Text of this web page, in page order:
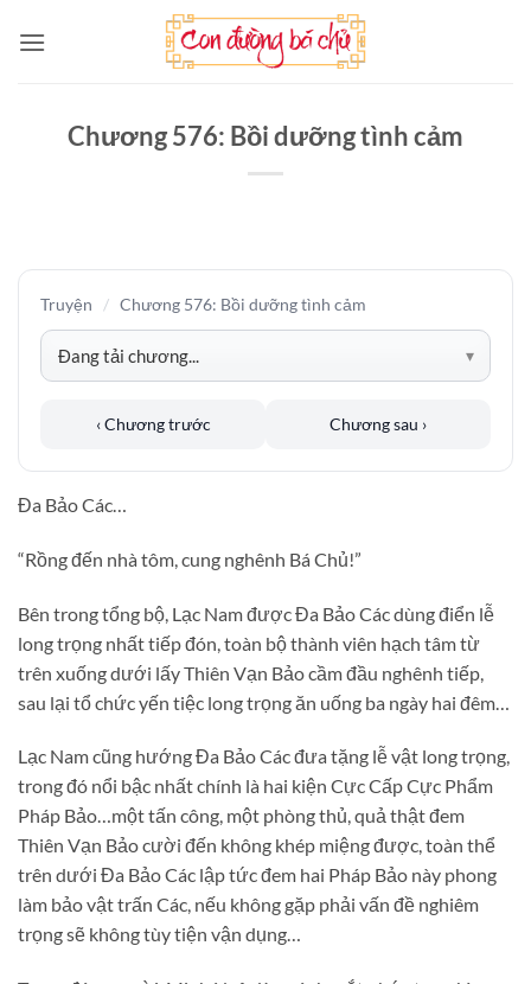
qua
Chương 576: Bồi dưỡng tình cảm
Truyện / Chương 576: Bồi dưỡng tình cảm
‹ Chương trước Chương sau ›
Đa Bảo Các…
“Rồng đến nhà tôm, cung nghênh Bá Chủ!”
Bên trong tổng bộ, Lạc Nam được Đa Bảo Các dùng điển lễ
long trọng nhất tiếp đón, toàn bộ thành viên hạch tâm từ
trên xuống dưới lấy Thiên Vạn Bảo cầm đầu nghênh tiếp,
sau lại tổ chức yến tiệc long trọng ăn uống ba ngày hai đêm…
Lạc Nam cũng hướng Đa Bảo Các đưa tặng lễ vật long trọng,
trong đó nổi bậc nhất chính là hai kiện Cực Cấp Cực Phẩm
Pháp Bảo…một tấn công, một phòng thủ, quả thật đem
Thiên Vạn Bảo cười đến không khép miệng được, toàn thể
trên dưới Đa Bảo Các lập tức đem hai Pháp Bảo này phong
làm bảo vật trấn Các, nếu không gặp phải vấn đề nghiêm
trọng sẽ không tùy tiện vận dụng…